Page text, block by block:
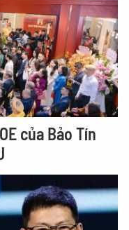
của Bảo Tín